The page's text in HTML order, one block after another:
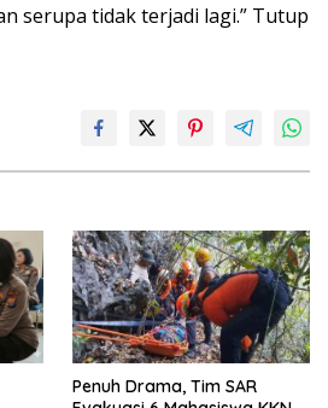
serupa tidak terjadi lagi.” Tutup
Penuh Drama, Tim SAR